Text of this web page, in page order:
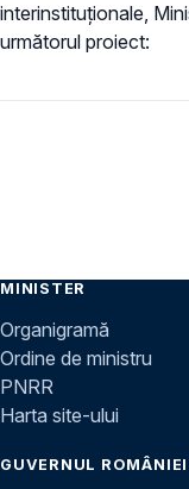
interinstituționale,
următorul proiect:
MINISTER
Organigramă
Ordine de ministru
PNRR
Harta site-ului
GUVERNUL ROMÂNIEI